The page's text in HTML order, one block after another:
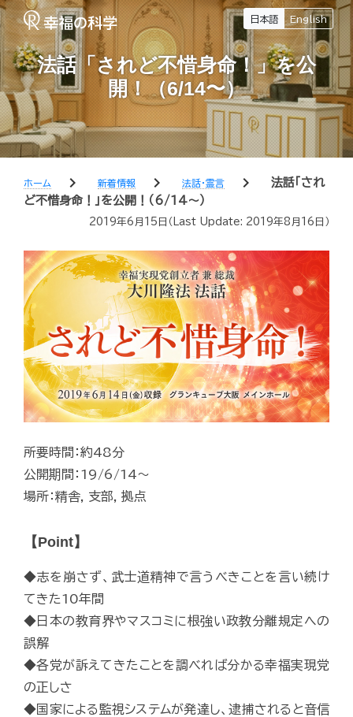
日本語 English
法話「されど不惜身命！」を公
開！（6/14〜）
ホーム chevron_right 新着情報 chevron_right 法話・霊言 chevron_right
法話「され
ど不惜身命！」を公開！（6/14〜）
2019年6月15日 （Last Update: 2019年8月16日 ）
所要時間：約48分
公開期間：19/6/14～
場所：精舎, 支部, 拠点
【Point】
◆志を崩さず、武士道精神で言うべきことを言い続け
てきた10年間
◆日本の教育界やマスコミに根強い政教分離規定への
誤解
◆各党が訴えてきたことを調べれば分かる幸福実現党
の正しさ
◆国家による監視システムが発達し、逮捕されると音信